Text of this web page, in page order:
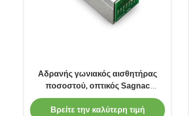
Αδρανής γωνιακός αισθητήρας
ποσοστού, οπτικός Sagnac
αισθητήρας γυροσκοπίων
επίδρασης τριαξωνικός
Βρείτε την καλύτερη τιμή